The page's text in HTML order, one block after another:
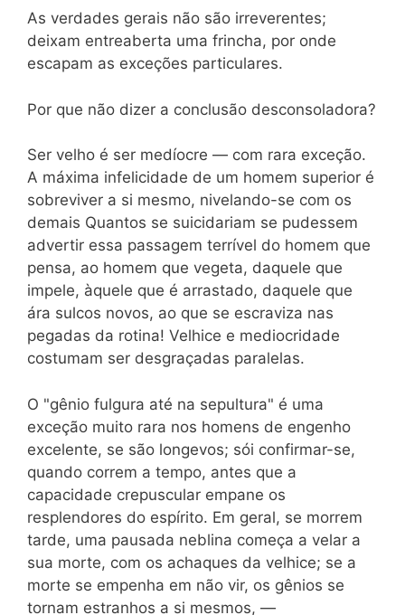
As verdades gerais não são irreverentes;
deixam entreaberta uma frincha, por onde
escapam as exceções particulares.
Por que não dizer a conclusão desconsoladora?
Ser velho é ser medíocre — com rara exceção.
A máxima infelicidade de um homem superior é
sobreviver a si mesmo, nivelando-se com os
demais Quantos se suicidariam se pudessem
advertir essa passagem terrível do homem que
pensa, ao homem que vegeta, daquele que
impele, àquele que é arrastado, daquele que
ára sulcos novos, ao que se escraviza nas
pegadas da rotina! Velhice e mediocridade
costumam ser desgraçadas paralelas.
O "gênio fulgura até na sepultura" é uma
exceção muito rara nos homens de engenho
excelente, se são longevos; sói confirmar-se,
quando correm a tempo, antes que a
capacidade crepuscular empane os
resplendores do espírito. Em geral, se morrem
tarde, uma pausada neblina começa a velar a
sua morte, com os achaques da velhice; se a
morte se empenha em não vir, os gênios se
tornam estranhos a si mesmos, —